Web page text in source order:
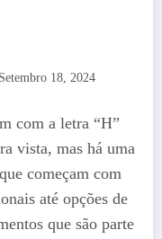
Setembro 18, 2024
com a letra “H”
vista, mas há uma
começam com
até opções de
que são parte